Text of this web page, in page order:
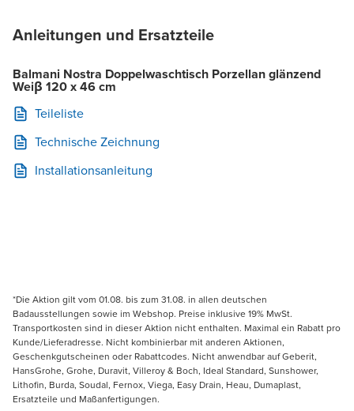
Anleitungen und Ersatzteile
Balmani Nostra Doppelwaschtisch Porzellan glänzend
Weiβ 120 x 46 cm
Teileliste
Technische Zeichnung
Installationsanleitung
*Die Aktion gilt vom 01.08. bis zum 31.08. in allen deutschen
Badausstellungen sowie im Webshop. Preise inklusive 19% MwSt.
Transportkosten sind in dieser Aktion nicht enthalten. Maximal ein Rabatt pro
Kunde/Lieferadresse. Nicht kombinierbar mit anderen Aktionen,
Geschenkgutscheinen oder Rabattcodes. Nicht anwendbar auf Geberit,
HansGrohe, Grohe, Duravit, Villeroy & Boch, Ideal Standard, Sunshower,
Lithofin, Burda, Soudal, Fernox, Viega, Easy Drain, Heau, Dumaplast,
Ersatzteile und Maßanfertigungen.